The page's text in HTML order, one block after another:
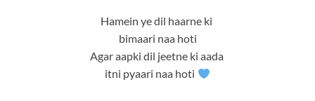
Hamein ye dil haarne ki
bimaari naa hoti
Agar aapki dil jeetne ki aada
itni pyaari naa hoti